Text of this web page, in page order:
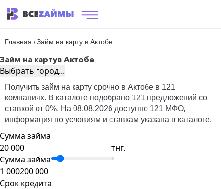
Главная / Займ на карту в Актобе
Займ на картув Актобе
Выбрать город...
Получить займ на карту срочно в Актобе в 121
компаниях. В каталоге подобрано 121 предложений со
ставкой от 0%. На 08.08.2026 доступно 121 МФО,
информация по условиям и ставкам указана в каталоге.
Сумма займа
тнг.
Сумма займа
1 000200 000
Срок кредита